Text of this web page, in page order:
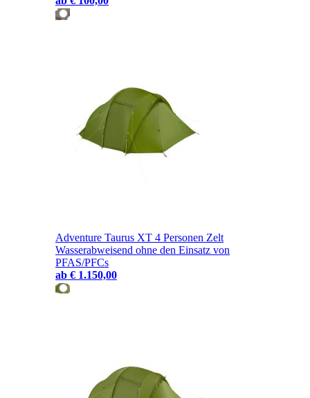
Adventure Taurus XT 4 Personen Zelt
Wasserabweisend ohne den Einsatz von
PFAS/PFCs
ab € 1.150,00